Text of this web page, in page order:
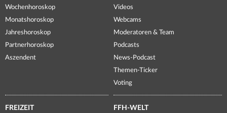
Wochenhoroskop
Monatshoroskop
Jahreshoroskop
Partnerhoroskop
Aszendent
Videos
Webcams
Moderatoren & Team
Podcasts
News-Podcast
Themen-Ticker
Voting
FREIZEIT FFH-WELT